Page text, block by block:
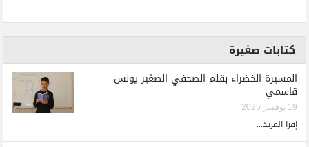
كتابات صغيرة
المسيرة الخضراء بقلم الصحفي الصغير يونس
قاسمي
19 نوفمبر 2025
إقرا المزيد...